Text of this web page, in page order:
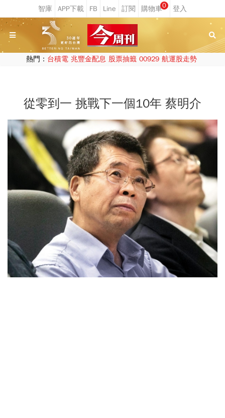
0
熱門： 台積電 兆豐金配息 股票抽籤 00929 航運股走勢
從零到一 挑戰下一個10年 蔡明介